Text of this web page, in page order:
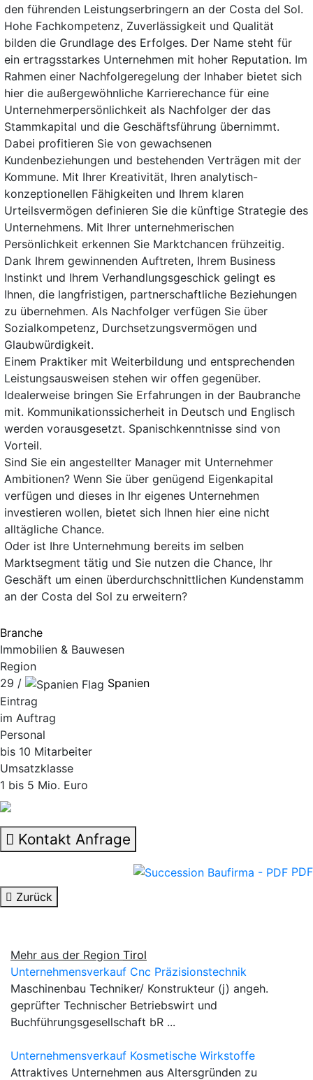
den führenden Leistungserbringern an der Costa del Sol.
Hohe Fachkompetenz, Zuverlässigkeit und Qualität
bilden die Grundlage des Erfolges. Der Name steht für
ein ertragsstarkes Unternehmen mit hoher Reputation. Im
Rahmen einer Nachfolgeregelung der Inhaber bietet sich
hier die außergewöhnliche Karrierechance für eine
Unternehmerpersönlichkeit als Nachfolger der das
Stammkapital und die Geschäftsführung übernimmt.
Dabei profitieren Sie von gewachsenen
Kundenbeziehungen und bestehenden Verträgen mit der
Kommune. Mit Ihrer Kreativität, Ihren analytisch-
konzeptionellen Fähigkeiten und Ihrem klaren
Urteilsvermögen definieren Sie die künftige Strategie des
Unternehmens. Mit Ihrer unternehmerischen
Persönlichkeit erkennen Sie Marktchancen frühzeitig.
Dank Ihrem gewinnenden Auftreten, Ihrem Business
Instinkt und Ihrem Verhandlungsgeschick gelingt es
Ihnen, die langfristigen, partnerschaftliche Beziehungen
zu übernehmen. Als Nachfolger verfügen Sie über
Sozialkompetenz, Durchsetzungsvermögen und
Glaubwürdigkeit.
Einem Praktiker mit Weiterbildung und entsprechenden
Leistungsausweisen stehen wir offen gegenüber.
Idealerweise bringen Sie Erfahrungen in der Baubranche
mit. Kommunikationssicherheit in Deutsch und Englisch
werden vorausgesetzt. Spanischkenntnisse sind von
Vorteil.
Sind Sie ein angestellter Manager mit Unternehmer
Ambitionen? Wenn Sie über genügend Eigenkapital
verfügen und dieses in Ihr eigenes Unternehmen
investieren wollen, bietet sich Ihnen hier eine nicht
alltägliche Chance.
Oder ist Ihre Unternehmung bereits im selben
Marktsegment tätig und Sie nutzen die Chance, Ihr
Geschäft um einen überdurchschnittlichen Kundenstamm
an der Costa del Sol zu erweitern?
Branche
Immobilien & Bauwesen
Region
29 /
Spanien
Eintrag
im Auftrag
Personal
bis 10 Mitarbeiter
Umsatzklasse
1 bis 5 Mio. Euro
Kontakt Anfrage
PDF
Zurück
Mehr aus der Region Tirol
Unternehmensverkauf Cnc Präzisionstechnik
Maschinenbau Techniker/ Konstrukteur (j) angeh.
geprüfter Technischer Betriebswirt und
Buchführungsgesellschaft bR ...
Unternehmensverkauf Kosmetische Wirkstoffe
Attraktives Unternehmen aus Altersgründen zu